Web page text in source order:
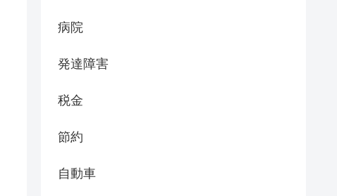
病院
発達障害
税金
節約
自動車